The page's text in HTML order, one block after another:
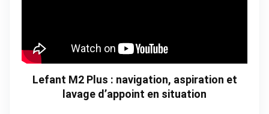
Lefant M2 Plus : navigation, aspiration et
lavage d’appoint en situation